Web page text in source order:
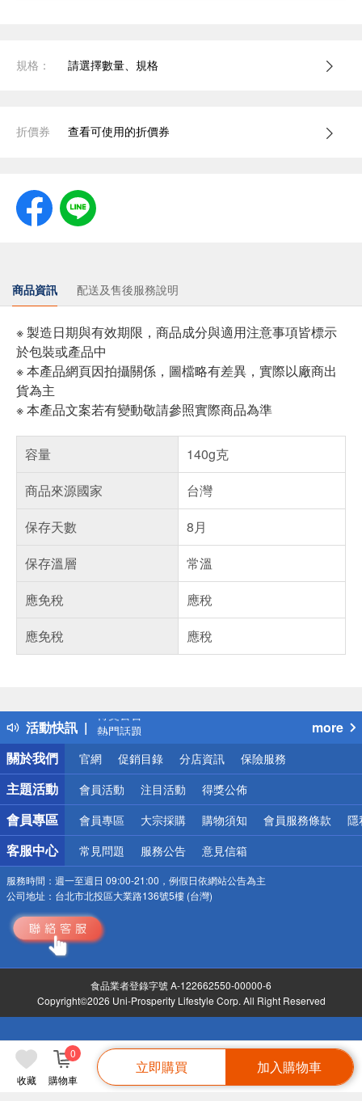
收藏 購物車
0
立即購買 加入購物車
規格： 請選擇數量、規格
折價券 查看可使用的折價券
商品資訊 配送及售後服務說明
※ 製造日期與有效期限，商品成分與適用注意事項皆標示
於包裝或產品中
※ 本產品網頁因拍攝關係，圖檔略有差異，實際以廠商出
貨為主
※ 本產品文案若有變動敬請參照實際商品為準
容量
140g克
商品來源國家
台灣
保存天數
8月
保存溫層
常溫
應免稅
應稅
應免稅
應稅
活動快訊
得獎公告
熱門話題
銀行優惠
偏遠地區配送
詐騙網頁！請小心！
more
關於我們
官網 促銷目錄 分店資訊 保險服務
主題活動 會員活動 注目活動 得獎公佈
會員專區 會員專區 大宗採購 購物須知 會員服務條款 隱
客服中心 常見問題 服務公告 意見信箱
服務時間： 週一至週日 09:00-21:00，例假日依網站公告為主
公司地址： 台北市北投區大業路136號5樓 (台灣)
食品業者登錄字號 A-122662550-00000-6
Copyright©2026 Uni-Prosperity Lifestyle Corp. All Right Reserved